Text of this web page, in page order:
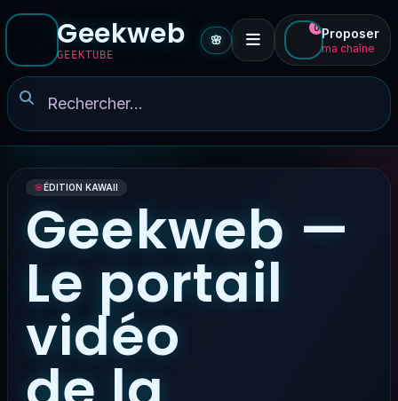
Geekweb
GEEKTUBE
🌸
0 Proposer
ma chaîne
🌸ÉDITION KAWAII
Geekweb —
Le portail
vidéo